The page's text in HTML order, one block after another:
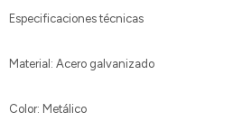
Especificaciones técnicas
Material: Acero galvanizado
Color: Metálico